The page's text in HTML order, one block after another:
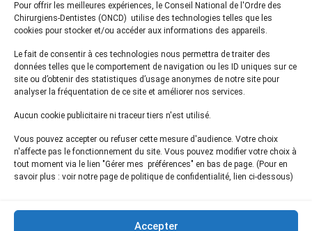
Pour offrir les meilleures expériences, le Conseil National de l'Ordre des
Chirurgiens-Dentistes (ONCD) utilise des technologies telles que les
cookies pour stocker et/ou accéder aux informations des appareils.
Le fait de consentir à ces technologies nous permettra de traiter des
données telles que le comportement de navigation ou les ID uniques sur ce
site ou d’obtenir des statistiques d’usage anonymes de notre site pour
analyser la fréquentation de ce site et améliorer nos services.
Aucun cookie publicitaire ni traceur tiers n'est utilisé.
Vous pouvez accepter ou refuser cette mesure d'audience. Votre choix
n'affecte pas le fonctionnement du site. Vous pouvez modifier votre choix à
tout moment via le lien "Gérer mes préférences" en bas de page. (Pour en
savoir plus : voir notre page de politique de confidentialité, lien ci-dessous)
Accepter
courrier@oncd.org
Actualités
Presse
Informations légales
Plan du site
Inscrivez-vous à notrenewsletter